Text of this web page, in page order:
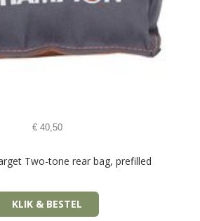
€40,50
Two-tone rear bag, prefilled
KLIK & BESTEL